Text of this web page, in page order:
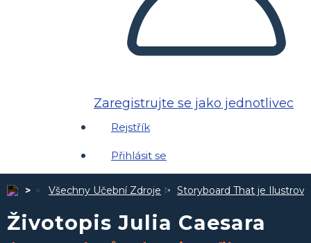
Zaregistrujte se jako jednotlivec
Rejstřík
Přihlásit se
Všechny Učební Zdroje Storyboard That je
Životopis Julia Caesara